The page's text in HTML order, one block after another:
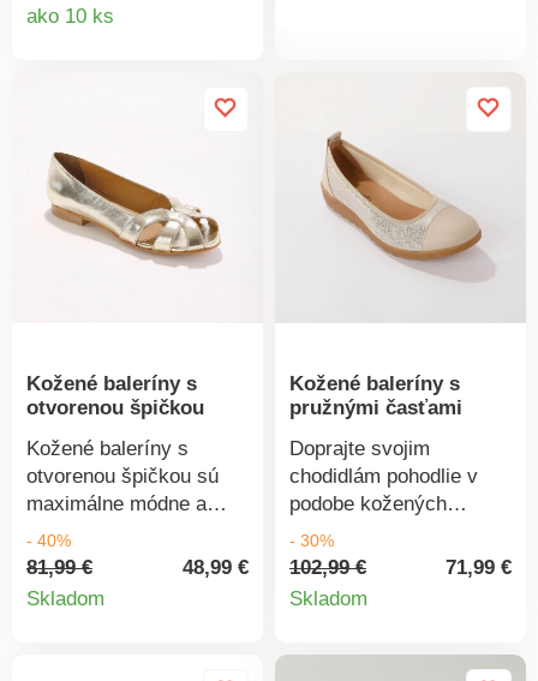
protišmyková a
zatiaľ čo vyberateľná
s pohodlným
odpružením. Podpätok
na kline cca 3 cm.
Požadovanú veľkosť
ako 10 ks
lemovkou s prešitím.
Kožené baleríny s
otvorenou špičkou
Kožené baleríny s
otvorenou špičkou sú
maximálne módne a
navyše priedušné! Z
pravej kvalitnej kože.
Stielka z kože na
- 40%
81,99 €
48,99 €
Skladom
Kožené baleríny s
pružnými časťami
Doprajte svojim
chodidlám pohodlie v
podobe kožených
balerínok z 2 materiálov
s dotykom lesku.
Komfortné, vhodné pre
štandardnej šírke). Z
- 30%
102,99 €
71,99 €
Skladom